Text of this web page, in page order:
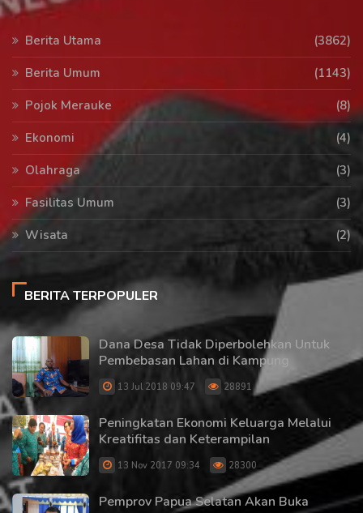
Berita Utama
(3862)
Berita Umum
(1143)
Pojok Merauke
(8)
Ekonomi
(4)
Olahraga
(3)
Fasilitas Umum
(3)
Wisata
(2)
BERITA TERPOPULER
Dana Desa Tidak Diperbolehkan Untuk
Pembebasan Lahan di Kampung
13 Jul 2018 09:47 28891
Peningkatan Ekonomi Keluarga Melalui
Kreatifitas dan Keterampilan
13 Nov 2017 09:34 28300
Pemprov Papua Selatan Akan Buka